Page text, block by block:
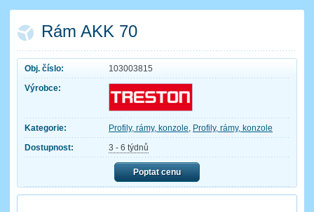
Rám AKK 70
Obj. číslo:
103003815
Výrobce:
Kategorie: Profily, rámy, konzole, Profily, rámy, konzole
Dostupnost:
3 - 6 týdnů
Poptat cenu